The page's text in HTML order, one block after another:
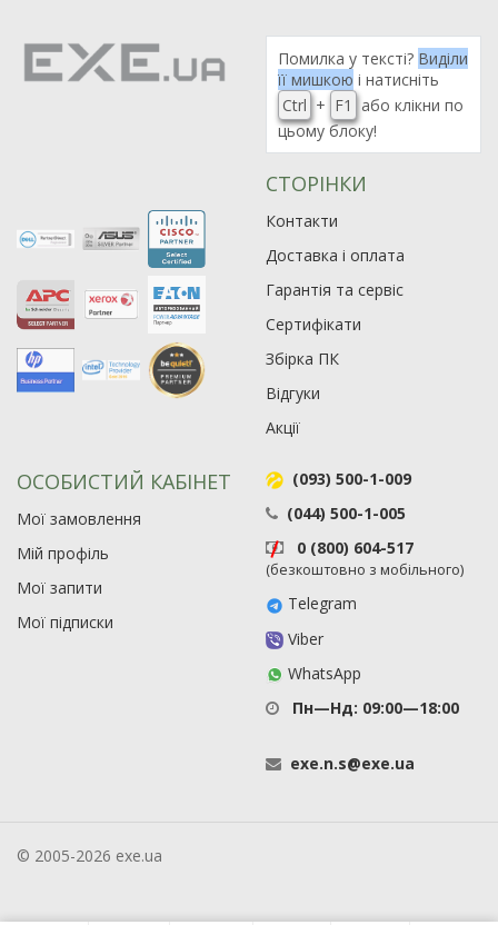
Помилка у тексті? Виділи
її мишкою і натисніть
Ctrl + F1
або клікни по
цьому блоку!
СТОРІНКИ
Контакти
Доставка і оплата
Гарантія та сервіс
Сертифікати
Збірка ПК
Відгуки
Акції
ОСОБИСТИЙ КАБІНЕТ
Мої замовлення
Мій профіль
Мої запити
Мої підписки
(093) 500-1-009
(044) 500-1-005
0 (800) 604-517
(безкоштовно з мобільного)
Telegram
Viber
WhatsApp
Пн—Нд: 09:00—18:00
exe.n.s@exe.ua
© 2005-2026 exe.ua